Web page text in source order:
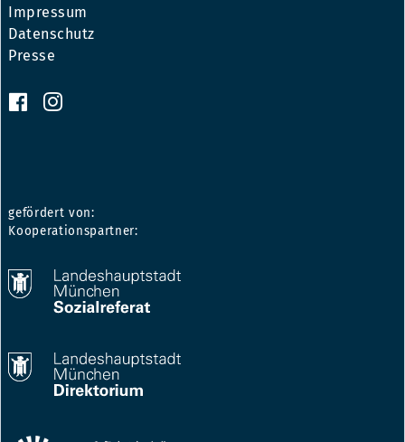
Impressum
Datenschutz
Presse
gefördert von:
Kooperationspartner: